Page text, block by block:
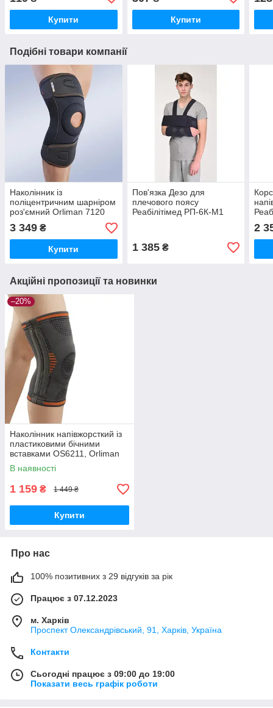
Купити Купити
Подібні товари компанії
Наколінник із
поліцентричним шарніром
роз'ємний Orliman 7120
3 349 ₴
Купити
Пов'язка Дезо для
плечового поясу
Реабілітімед РП-6К-М1
1 385₴
2
Акційні пропозиції та новинки
–20%
Наколінник напівжорсткий із
пластиковими бічними
вставками OS6211, Orliman
В наявності
1 159 ₴ 1 449 ₴
Купити
Про нас
100% позитивних з 29 відгуків за рік
Працює з 07.12.2023
м. Харків
Проспект Олександрівський, 91, Харків, Україна
Контакти
Сьогодні працює з 09:00 до 19:00
Показати весь графік роботи